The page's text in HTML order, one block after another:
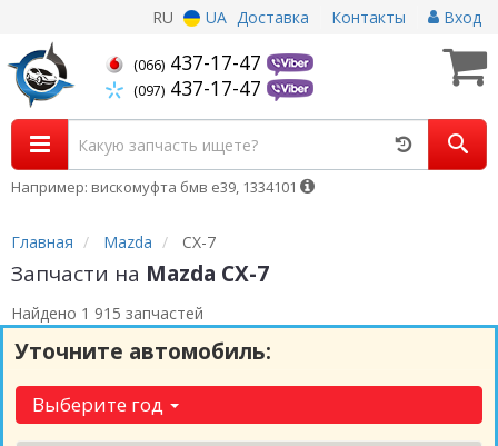
RU UA Доставка Контакты Вход
(066) 437-17-47
(097) 437-17-47
Например: вискомуфта бмв е39, 1334101
Главная Mazda CX-7
Запчасти на Mazda CX-7
Найдено 1 915 запчастей
Уточните автомобиль:
Выберите год